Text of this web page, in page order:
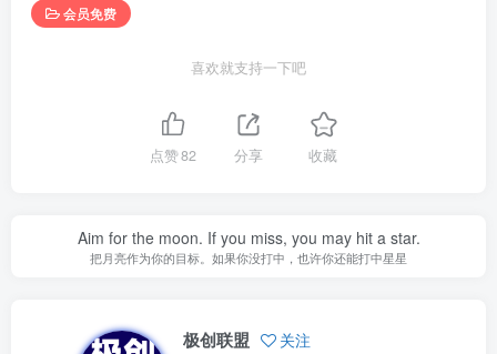
会员免费
喜欢就支持一下吧
点赞82 分享 收藏
Aim for the moon. If you miss, you may hit a star.
把月亮作为你的目标。如果你没打中，也许你还能打中星星
极创联盟 关注